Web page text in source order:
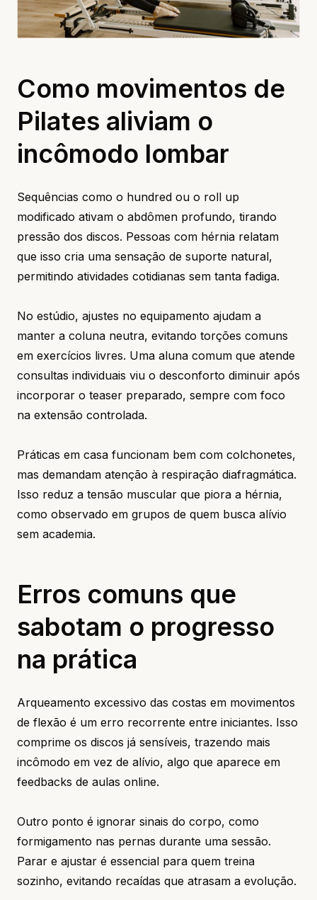
Como movimentos de
Pilates aliviam o
incômodo lombar
Sequências como o hundred ou o roll up
modificado ativam o abdômen profundo, tirando
pressão dos discos. Pessoas com hérnia relatam
que isso cria uma sensação de suporte natural,
permitindo atividades cotidianas sem tanta fadiga.
No estúdio, ajustes no equipamento ajudam a
manter a coluna neutra, evitando torções comuns
em exercícios livres. Uma aluna comum que atende
consultas individuais viu o desconforto diminuir após
incorporar o teaser preparado, sempre com foco
na extensão controlada.
Práticas em casa funcionam bem com colchonetes,
mas demandam atenção à respiração diafragmática.
Isso reduz a tensão muscular que piora a hérnia,
como observado em grupos de quem busca alívio
sem academia.
Erros comuns que
sabotam o progresso
na prática
Arqueamento excessivo das costas em movimentos
de flexão é um erro recorrente entre iniciantes. Isso
comprime os discos já sensíveis, trazendo mais
incômodo em vez de alívio, algo que aparece em
feedbacks de aulas online.
Outro ponto é ignorar sinais do corpo, como
formigamento nas pernas durante uma sessão.
Parar e ajustar é essencial para quem treina
sozinho, evitando recaídas que atrasam a evolução.